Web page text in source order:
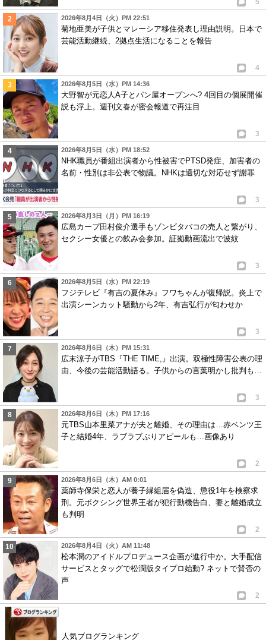
5
2026年8月4日（火）PM 22:51
菊地亜美が子供とマレーシア移住発表し理由説明。日本で
芸能活動継続、2拠点生活になることを報告
4
2026年8月5日（水）PM 14:36
大野智が元恋人A子とパン屋オープンへ? 4回目の個展開催
説も浮上。週刊文春が密会報道で再注目
3
2026年8月5日（水）PM 18:52
NHK職員が番組出演者から性被害でPTSD発症、加害者の
名前・性別は非公表で物議。NHKは適切な対応せず謝罪
3
2026年8月3日（月）PM 16:19
広島カープ田村俊介選手もゾンビタバコの売人と繋がり、
セクシー女優との飲み会参加。証拠動画流出で波紋
3
2026年8月5日（水）PM 22:19
フジテレビ『有吉の夏休み』フワちゃんが復帰説。炎上で
出演シーンカット騒動から2年、有吉弘行が匂わせか
3
2026年8月6日（木）PM 15:31
広末涼子がTBS『THE TIME,』出演。双極性障害公表の理
由、今後の芸能活動語る。子供からの言葉明かし批判も…
3
2026年8月6日（木）PM 17:16
元TBS山本里菜アナが夫と離婚、その理由は…赤ベンツ王
子と結婚4年、ラブラブぶりアピールも…画像あり
2
2026年8月6日（木）AM 0:01
薬師寺保栄と恋人が養子縁組届を偽造、懲役1年を検察求
刑。元ボクシング世界王者が犯行動機告白、妻と離婚成立
も判明
2
2026年8月4日（火）AM 11:48
松本潤のアイドルプロデュース企画が進行中か。大手配信
サービスとタッグで松潤版タイプロ始動? ネットで賛否の
声
2
人気ブログランキング